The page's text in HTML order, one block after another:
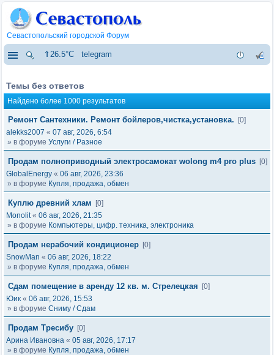
Севастопольский городской Форум
⇑26.5°C telegram
Темы без ответов
Найдено более 1000 результатов
Ремонт Сантехники. Ремонт бойлеров,чистка,установка.
[0]
alekks2007 « 07 авг, 2026, 6:54
» в форуме Услуги / Разное
Продам полноприводный электросамокат wolong m4 pro plus [0]
GlobalEnergy « 06 авг, 2026, 23:36
» в форуме Купля, продажа, обмен
Куплю древний хлам
[0]
Monolit« 06 авг, 2026, 21:35
» в форуме Компьютеры, цифр. техника, электроника
Продам нерабочий кондиционер [0]
SnowMan « 06 авг, 2026, 18:22
» в форуме Купля, продажа, обмен
Сдам помещение в аренду 12 кв. м. Стрелецкая
[0]
Юик « 06 авг, 2026, 15:53
» в форуме Сниму / Сдам
Продам Тресибу [0]
Арина Ивановна « 05 авг, 2026, 17:17
» в форуме Купля, продажа, обмен